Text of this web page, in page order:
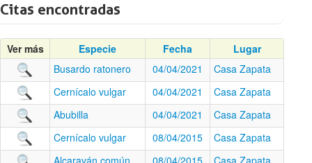
Citas encontradas
Ver más Especie Fecha
Lugar
Busardo ratonero
04/04/2021
Casa Zapata
Cernícalo vulgar
04/04/2021
Casa Zapata
Abubilla
04/04/2021
Casa Zapata
Cernícalo vulgar
08/04/2015
Casa Zapata
Alcaraván común
08/04/2015
Casa Zapata